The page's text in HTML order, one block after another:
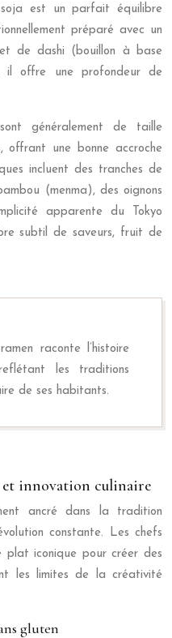
est un parfait équilibre
préparé avec un
de dashi (bouillon à base
il offre une profondeur de
généralement de taille
offrant une bonne accroche
incluent des tranches de
(menma), des oignons
apparente du Tokyo
subtil de saveurs, fruit de
raconte l’histoire
les traditions
de ses habitants.
innovation culinaire
ancré dans la tradition
constante. Les chefs
plat iconique pour créer des
les limites de la créativité
gluten